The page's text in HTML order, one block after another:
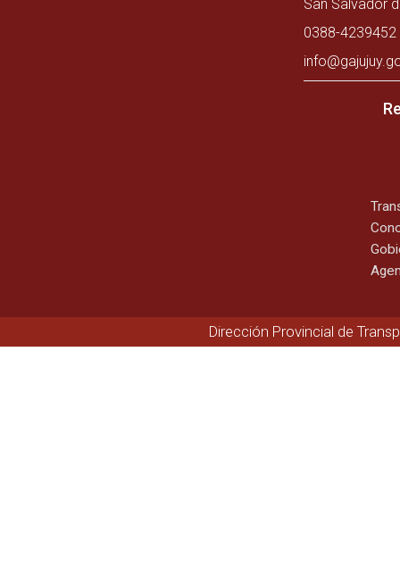
San Salvador
0388-
Dirección Provincial de